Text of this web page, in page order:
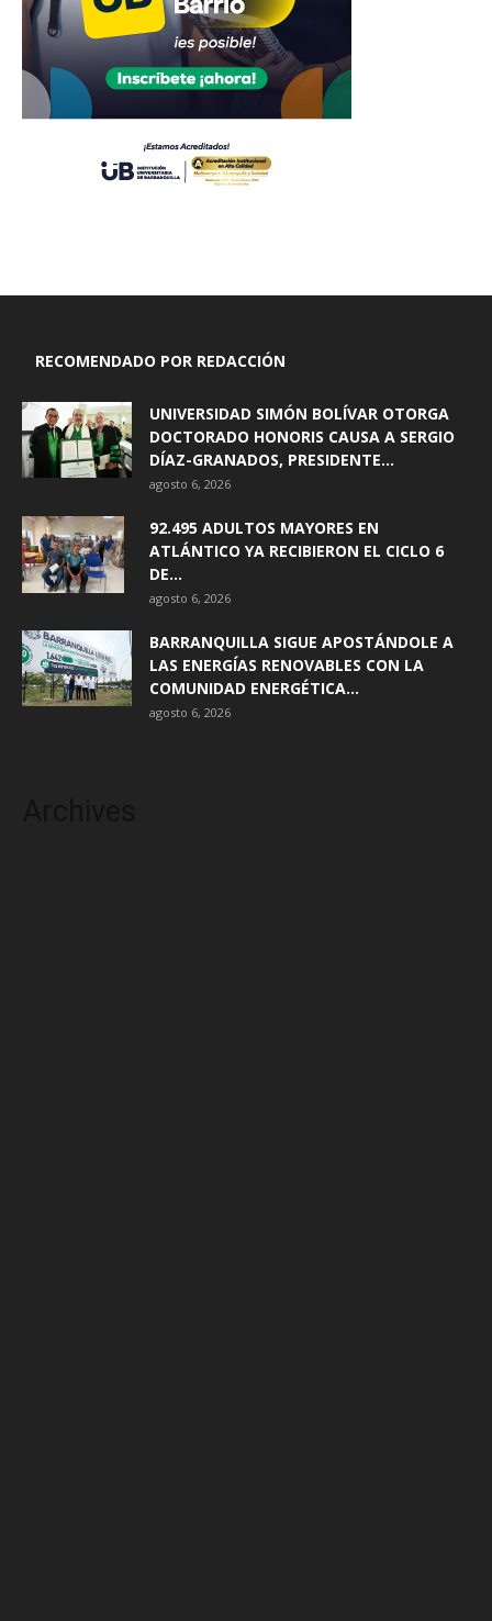
RECOMENDADO POR REDACCIÓN
UNIVERSIDAD SIMÓN BOLÍVAR OTORGA
DOCTORADO HONORIS CAUSA A SERGIO
DÍAZ-GRANADOS, PRESIDENTE...
agosto 6, 2026
92.495 ADULTOS MAYORES EN
ATLÁNTICO YA RECIBIERON EL CICLO 6
DE...
agosto 6, 2026
BARRANQUILLA SIGUE APOSTÁNDOLE A
LAS ENERGÍAS RENOVABLES CON LA
COMUNIDAD ENERGÉTICA...
agosto 6, 2026